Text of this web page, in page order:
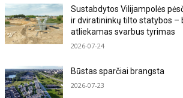
Sustabdytos Vilijampolės
ir dviratininkų tilto statybos –
atliekamas svarbus tyrimas
2026-07-24
Būstas sparčiai brangsta
2026-07-23